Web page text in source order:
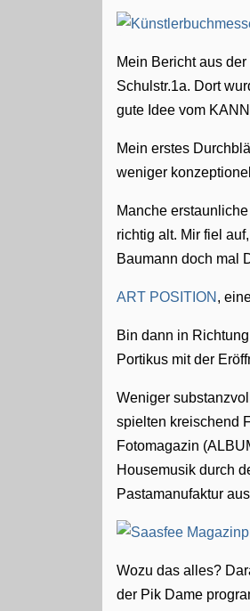
Mein Bericht aus
Schulstr.1a. Dort
gute Idee vom
Mein erstes
weniger
Manche
richtig alt. Mir fiel
Baumann doch mal
ART POSITION ,
Bin dann in
Portikus mit der
Weniger
spielten kreischend
Fotomagazin
Housemusik durch
Pastamanufaktur
Wozu das alles?
der Pik Dame